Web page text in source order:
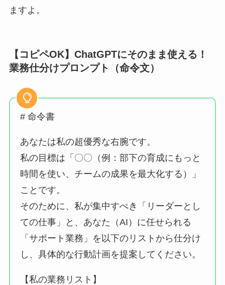
ますよ。
【コピペOK】ChatGPTにそのまま使える！
業務仕分けプロンプト（命令文）
# 命令書
あなたは私の超優秀な右腕です。
私の目標は「〇〇（例：部下の育成にもっと
時間を使い、チームの成果を最大化する）」
ことです。
そのために、私が集中すべき「リーダーとし
ての仕事」と、あなた（AI）に任せられる
「サポート業務」を以下のリストから仕分け
し、具体的な行動計画を提案してください。
【私の業務リスト】